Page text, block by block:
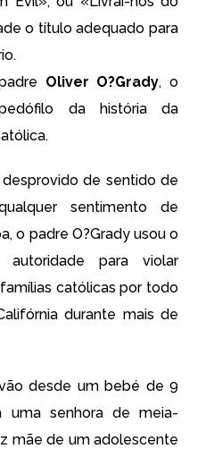
o título adequado para
Oliver O?Grady, o
da história da
de sentido de
sentimento de
o padre O?Grady usou o
para violar
católicas por todo
durante mais de
desde um bebé de 9
senhora de meia-
mãe de um adolescente